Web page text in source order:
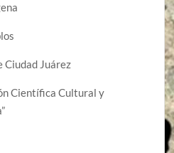
Ciudad Juárez
Científica Cultural y